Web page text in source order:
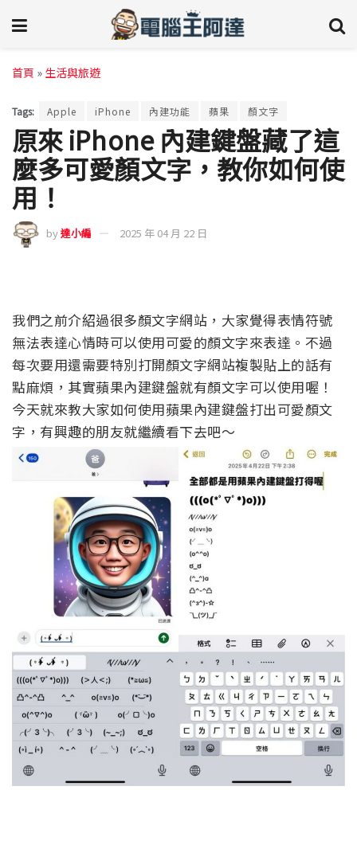
首頁 » 生活與旅遊
Tags: Apple iPhone 內建功能 蘋果 顏文字
原來 iPhone 內建鍵盤藏了這
麼多可愛顏文字，教你如何使
用！
by達小編 2025 年 04 月 22 日
我們之前介紹過很多顏文字網站，大家覺得表情符號
無法表達心情時可以使用可愛的顏文字來表達。不過
每次要用還需要特別打開顏文字網站複製貼上的話有
點麻煩，其實蘋果內建鍵盤就有顏文字可以使用喔！
今天就來教大家如何使用蘋果內建鍵盤打出可愛顏文
字，有興趣的朋友就繼續看下去吧～